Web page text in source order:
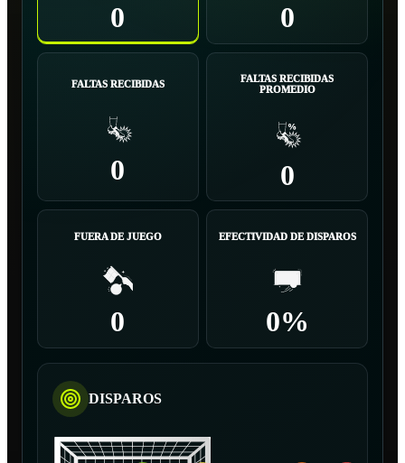
0 0
FALTAS RECIBIDAS
0
FALTAS RECIBIDAS
PROMEDIO
0
FUERA DE JUEGO
0
EFECTIVIDAD DE DISPAROS
0%
DISPAROS